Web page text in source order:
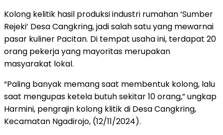
Kolong kelitik hasil produksi industri rumahan ‘Sumber
Rejeki’ Desa Cangkring, jadi salah satu yang mewarnai
pasar kuliner Pacitan. Di tempat usaha ini, terdapat 20
orang pekerja yang mayoritas merupakan
masyarakat lokal.
“Paling banyak memang saat membentuk kolong, lalu
saat mengupas ketela butuh sekitar 10 orang,” ungkap
Harmini, pengrajin kolong klitik di Desa Cangkring,
Kecamatan Ngadirojo, (12/11/2024).